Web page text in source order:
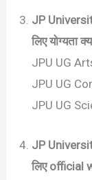
JP
लिए योग्यता
JPU UG
JPU UG
JPU UG
JP
लिए official